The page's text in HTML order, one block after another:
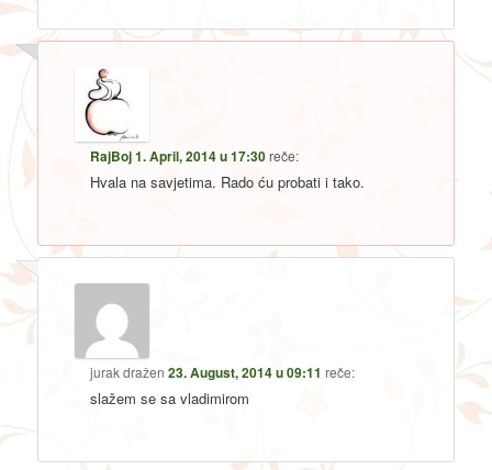
RajBoj1. April, 2014 u 17:30reče:
Hvala na savjetima. Rado ću probati i tako.
jurak dražen 23. August, 2014 u 09:11 reče:
slažem se sa vladimirom